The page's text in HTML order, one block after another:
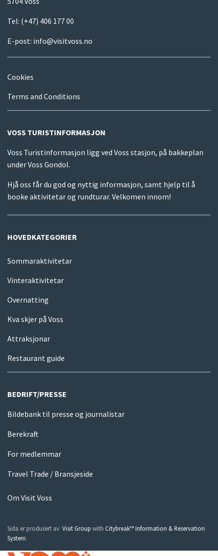
Tel: (+47) 406 177 00
E-post: info@visitvoss.no
Cookies
Terms and Conditions
VOSS TURISTINFORMASJON
Voss Turistinformasjon ligg ved Voss stasjon, på bakkeplan
under Voss Gondol.
Hjå oss får du god og nyttig informasjon, samt hjelp til å
booke aktivitetar og rundturar. Velkomen innom!
HOVEDKATEGORIER
Sommaraktivitetar
Vinteraktivitetar
Overnatting
Kva skjer på Voss
Attraksjonar
Restaurant guide
BEDRIFT/PRESSE
Bildebank til presse og journalistar
Berekraft
For medlemmar
Travel Trade / Bransjeside
Om Visit Voss
Sida er produsert av Visit Group with Citybreak™ Information & Reservation
System.